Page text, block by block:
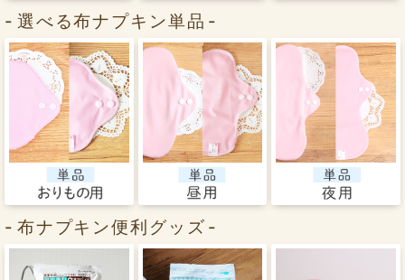
選べる布ナプキン単品
布ナプキン便利グッズ